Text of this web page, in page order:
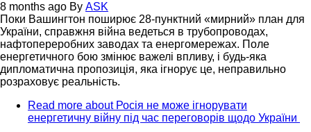
8 months ago By ASK
Поки Вашингтон поширює 28-пунктний «мирний» план для
України, справжня війна ведеться в трубопроводах,
нафтопереробних заводах та енергомережах. Поле
енергетичного бою змінює важелі впливу, і будь-яка
дипломатична пропозиція, яка ігнорує це, неправильно
розраховує реальність.
Read more about Росія не може ігнорувати
енергетичну війну під час переговорів щодо України